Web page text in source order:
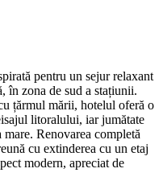
pentru un sejur relaxant
în zona de sud a stațiunii.
țărmul mării, hotelul oferă o
litoralului, iar jumătate
Renovarea completă
cu extinderea cu un etaj
modern, apreciat de